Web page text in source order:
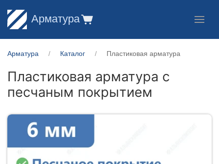
Арматура
Арматура Каталог Пластиковая арматура
Пластиковая арматура с
песчаным покрытием